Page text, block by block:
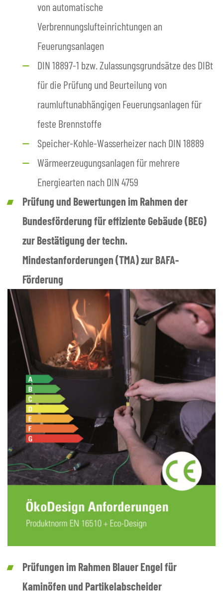
von automatische
Verbrennungslufteinrichtungen an
Feuerungsanlagen
DIN 18897-1 bzw. Zulassungsgrundsätze des DIBt
für die Prüfung und Beurteilung von
raumluftunabhängigen Feuerungsanlagen für
feste Brennstoffe
Speicher-Kohle-Wasserheizer nach DIN 18889
Wärmeerzeugungsanlagen für mehrere
Energiearten nach DIN 4759
Prüfung und Bewertungen im Rahmen der
Bundesförderung für effiziente Gebäude (BEG)
zur Bestätigung der techn.
Mindestanforderungen (TMA) zur BAFA-
Förderung
Prüfungen im Rahmen Blauer Engel für
Kaminöfen und Partikelabscheider